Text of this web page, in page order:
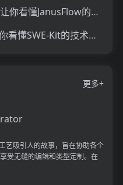
JanusFlow是什么？一文让你看懂JanusFlow的技术原理、主要功能、应用场景
SWE-Kit是什么？一文让你看懂SWE-Kit的技术原理、主要功能、应用场景
更多+
艺吸引人的故事，旨在协助各个
受无缝的编辑和类型定制。在